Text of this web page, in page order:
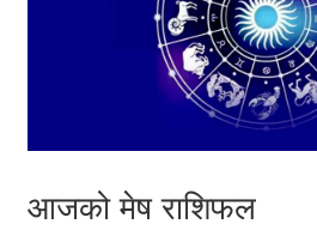
आजको मेष राशिफल